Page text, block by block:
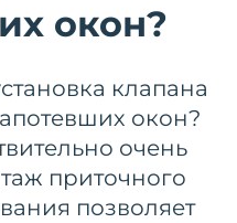
окон?
клапана
окон?
очень
приточного
позволяет